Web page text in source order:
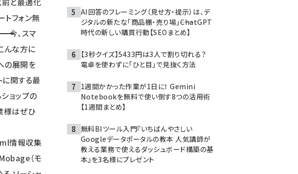
フォン無
今、スマ
【こんな方に
の展開を
関する最
ョップの
様はぜひ
情報収集
■Mobage（モ
AI回答のフレーミング（見せ方・提示）は、デ
ジタルの新たな「商品棚・売り場」――ChatGPT
時代の新しい購買行動【SEOまとめ】
【3秒クイズ】5433円は3人で割り切れる？
電卓を使わずに「ひと目」で見抜く方法
1週間かかった作業が1日に！ Gemini
Notebookを無料で使い倒す8つの活用術
【1週間まとめ】
無料BIツール入門『いちばんやさしい
Googleデータポータルの教本 人気講師が
教える業務で使えるダッシュボード構築の基
本』を3名様にプレゼント